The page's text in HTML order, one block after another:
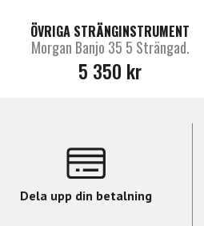
ÖVRIGA STRÄNGINSTRUMENT
Morgan Banjo 35 5 Strängad.
5 350 kr
Dela upp din betalning